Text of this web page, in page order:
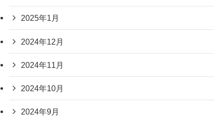
2025年1月
2024年12月
2024年11月
2024年10月
2024年9月